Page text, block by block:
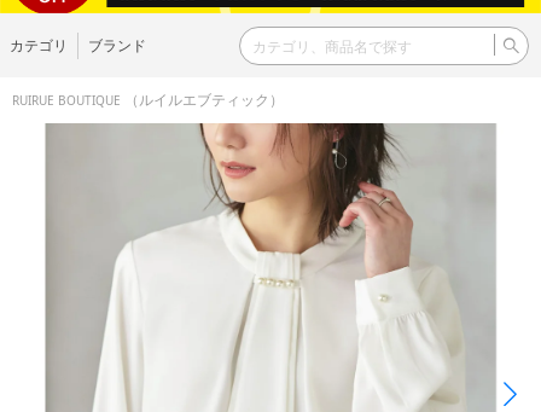
カテゴリ ブランド
RUIRUE BOUTIQUE （ルイルエブティック）